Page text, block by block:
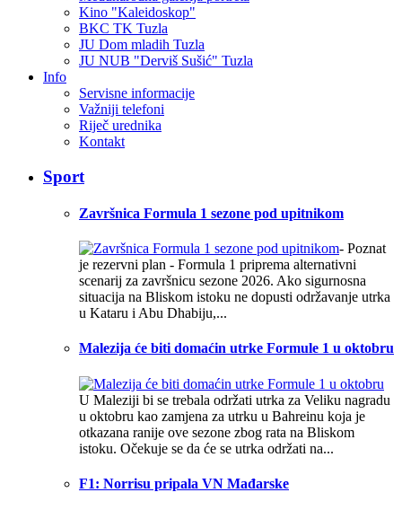
Kino "Kaleidoskop"
BKC TK Tuzla
JU Dom mladih Tuzla
JU NUB "Derviš Sušić" Tuzla
Info
Servisne informacije
Važniji telefoni
Riječ urednika
Kontakt
Sport
Završnica Formula 1 sezone pod upitnikom
- Poznat
je rezervni plan - Formula 1 priprema alternativni
scenarij za završnicu sezone 2026. Ako sigurnosna
situacija na Bliskom istoku ne dopusti održavanje utrka
u Kataru i Abu Dhabiju,...
Malezija će biti domaćin utrke Formule 1 u oktobru
U Maleziji bi se trebala održati utrka za Veliku nagradu
u oktobru kao zamjena za utrku u Bahreinu koja je
otkazana ranije ove sezone zbog rata na Bliskom
istoku. Očekuje se da će se utrka održati na...
F1: Norrisu pripala VN Mađarske